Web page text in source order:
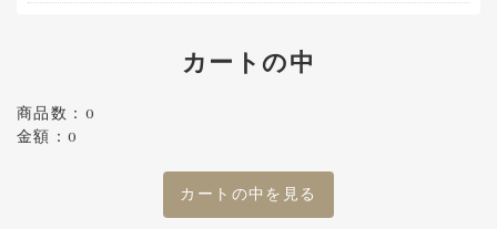
カートの中
商品数：0
金額：0
カートの中を見る